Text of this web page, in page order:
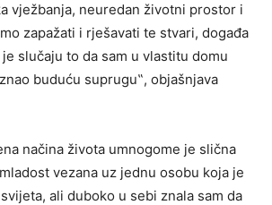
vježbanja, neuredan životni prostor i
zapažati i rješavati te stvari, događa
slučaju to da sam u vlastitu domu
buduću suprugu‟, objašnjava
načina života umnogome je slična
vezana uz jednu osobu koja je
ali duboko u sebi znala sam da